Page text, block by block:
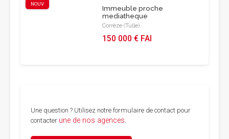
NOUV
Immeuble proche
mediatheque
Corrèze (Tulle)
150 000 € FAI
Une question ? Utilisez notre formulaire de contact pour
contacter une de nos agences